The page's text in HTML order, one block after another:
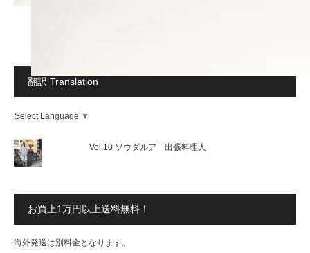
翻訳 Translation
Select Language ▼
Vol.10 ソウダルア 出張料理人
お買上1万円以上送料無料！
海外発送は別料金となります。